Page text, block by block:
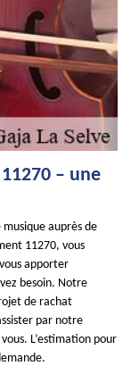
– une
auprès de
11270, vous
apporter
besoin. Notre
de rachat
par notre
L’estimation pour